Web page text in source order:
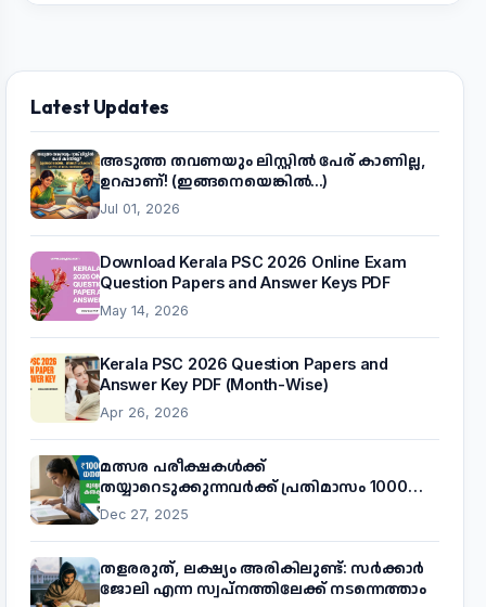
Latest Updates
അടുത്ത തവണയും ലിസ്റ്റിൽ പേര് കാണില്ല,
ഉറപ്പാണ്! (ഇങ്ങനെയെങ്കിൽ...)
Jul 01, 2026
Download Kerala PSC 2026 Online Exam
Question Papers and Answer Keys PDF
May 14, 2026
Kerala PSC 2026 Question Papers and
Answer Key PDF (Month-Wise)
Apr 26, 2026
മത്സര പരീക്ഷകൾക്ക്
തയ്യാറെടുക്കുന്നവർക്ക് പ്രതിമാസം 1000
രൂപ! മുഖ്യമന്ത്രിയുടെ 'കണക്ട് ടു വർക്ക്'
പദ്ധതിയെക്കുറിച്ച് അറിയാം
Dec 27, 2025
തളരരുത്, ലക്ഷ്യം അരികിലുണ്ട്: സർക്കാർ
ജോലി എന്ന സ്വപ്നത്തിലേക്ക് നടന്നെത്താം